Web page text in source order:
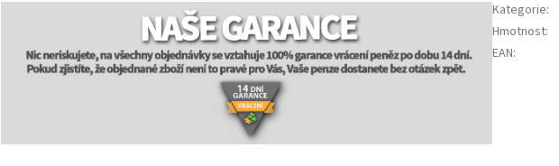
Kategorie:
Hmotnost:
EAN: